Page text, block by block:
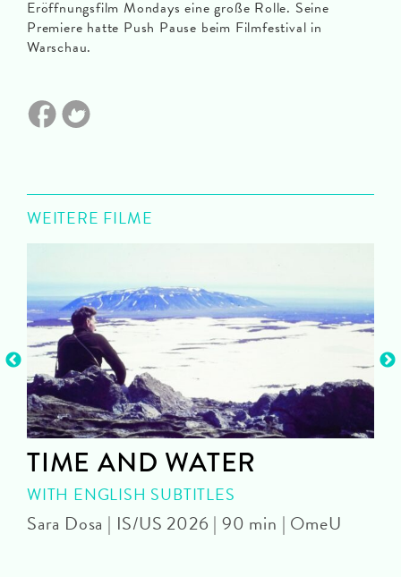
Eröffnungsfilm Mondays eine große Rolle. Seine
Premiere hatte Push Pause beim Filmfestival in
Warschau.
WEITERE FILME
TIME AND WATER
WITH ENGLISH SUBTITLES
Sara Dosa | IS/US 2026 | 90 min | OmeU